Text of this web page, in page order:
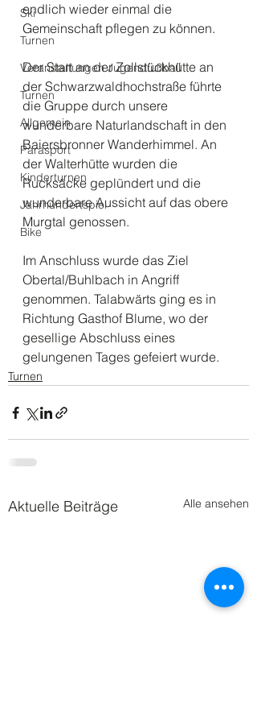
Ski
Turnen
Veranstaltungen Jugendfußball
Turnen
Allgemein
Parasport
Kinderturnen
Jahrhundertspiel
Bike
endlich wieder einmal die
Gemeinschaft pflegen zu können.
Der Start an der Zollstückhütte an
der Schwarzwaldhochstraße führte
die Gruppe durch unsere
wunderbare Naturlandschaft in den
Baiersbronner Wanderhimmel. An
der Walterhütte wurden die
Rucksäcke geplündert und die
wunderbare Aussicht auf das obere
Murgtal genossen.
Im Anschluss wurde das Ziel
Obertal/Buhlbach in Angriff
genommen. Talabwärts ging es in
Richtung Gasthof Blume, wo der
gesellige Abschluss eines
gelungenen Tages gefeiert wurde.
Turnen
Aktuelle Beiträge Alle ansehen